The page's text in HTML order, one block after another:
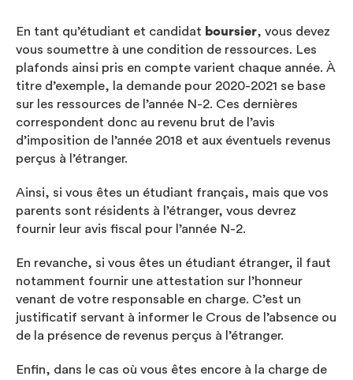
En tant qu’étudiant et candidat boursier, vous devez
vous soumettre à une condition de ressources. Les
plafonds ainsi pris en compte varient chaque année. À
titre d’exemple, la demande pour 2020-2021 se base
sur les ressources de l’année N-2. Ces dernières
correspondent donc au revenu brut de l’avis
d’imposition de l’année 2018 et aux éventuels revenus
perçus à l’étranger.
Ainsi, si vous êtes un étudiant français, mais que vos
parents sont résidents à l’étranger, vous devrez
fournir leur avis fiscal pour l’année N-2.
En revanche, si vous êtes un étudiant étranger, il faut
notamment fournir une attestation sur l’honneur
venant de votre responsable en charge. C’est un
justificatif servant à informer le Crous de l’absence ou
de la présence de revenus perçus à l’étranger.
Enfin, dans le cas où vous êtes encore à la charge de